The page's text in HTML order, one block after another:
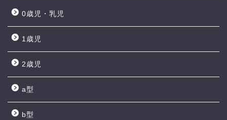
0歳児・乳児
1歳児
2歳児
a型
b型